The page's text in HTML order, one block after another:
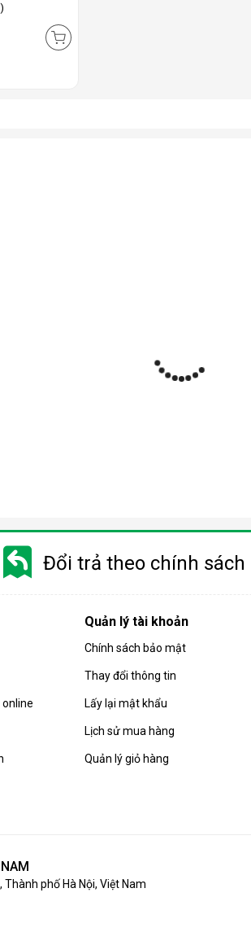
Đổi trả theo chính sách
Quản lý tài khoản
Chính sách bảo mật
Thay đổi thông tin
Lấy lại mật khẩu
Lịch sử mua hàng
Quản lý giỏ hàng
phố Hà Nội, Việt Nam